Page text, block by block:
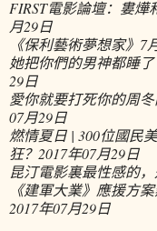
FIRST電影論壇：婁燁
月29日
《保利藝術夢想家》7
她把你們的男神都睡
29日
愛你就要打死你的周
07月29日
燃情夏日 | 300位國民
狂？ 2017年07月29日
昆汀電影裏最性感的
《建軍大業》應援方
2017年07月29日